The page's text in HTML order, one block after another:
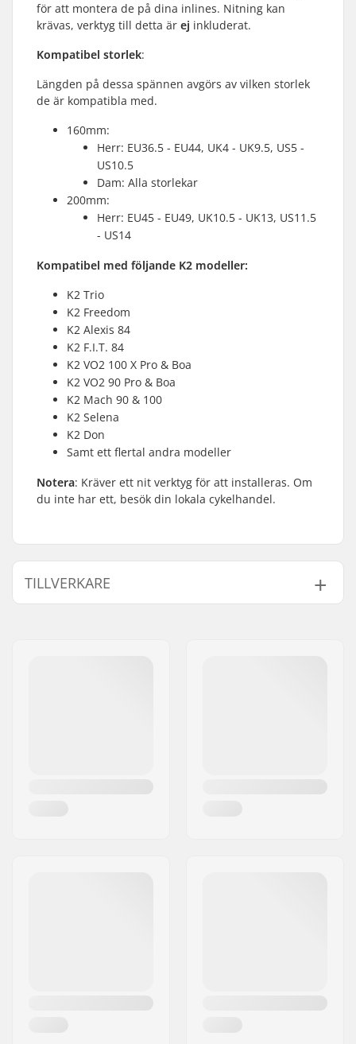
för att montera de på dina inlines. Nitning kan
krävas, verktyg till detta är ej inkluderat.
Kompatibel storlek:
Längden på dessa spännen avgörs av vilken storlek
de är kompatibla med.
160mm:
Herr: EU36.5 - EU44, UK4 - UK9.5, US5 -
US10.5
Dam: Alla storlekar
200mm:
Herr: EU45 - EU49, UK10.5 - UK13, US11.5
- US14
Kompatibel med följande K2 modeller:
K2 Trio
K2 Freedom
K2 Alexis 84
K2 F.I.T. 84
K2 VO2 100 X Pro & Boa
K2 VO2 90 Pro & Boa
K2 Mach 90 & 100
K2 Selena
K2 Don
Samt ett flertal andra modeller
Notera: Kräver ett nit verktyg för att installeras. Om
du inte har ett, besök din lokala cykelhandel.
TILLVERKARE